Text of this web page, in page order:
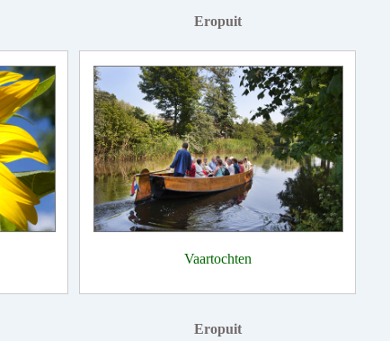
Eropuit
Vaartochten
Eropuit